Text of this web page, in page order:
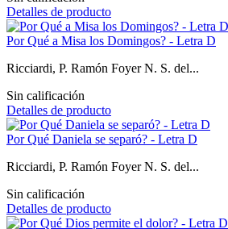
Detalles de producto
Por Qué a Misa los Domingos? - Letra D
Ricciardi, P. Ramón Foyer N. S. del...
Sin calificación
Detalles de producto
Por Qué Daniela se separó? - Letra D
Ricciardi, P. Ramón Foyer N. S. del...
Sin calificación
Detalles de producto